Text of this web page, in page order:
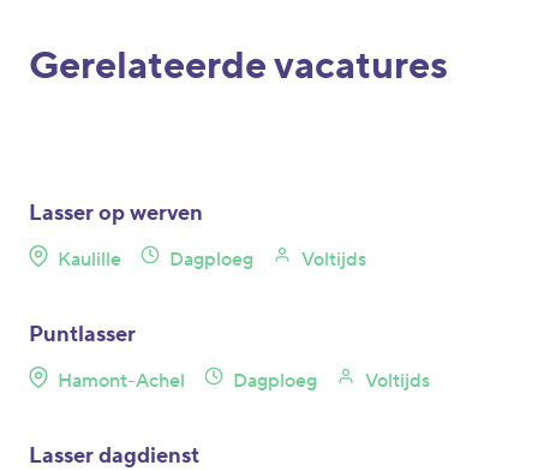
Gerelateerde vacatures
Lasser op werven
Kaulille Dagploeg Voltijds
Puntlasser
Hamont-Achel Dagploeg Voltijds
Lasser dagdienst